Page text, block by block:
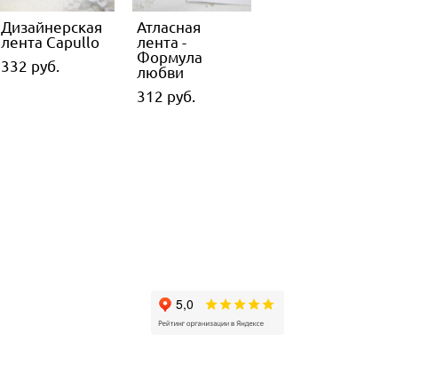
Дизайнерская
лента Capullo
332 pуб.
Атласная
лента -
Формула
любви
312 pуб.